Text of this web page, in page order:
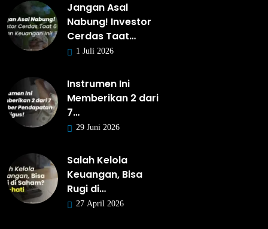
Jangan Asal
Nabung! Investor
Cerdas Taat…
1 Juli 2026
Instrumen Ini
Memberikan 2 dari
7…
29 Juni 2026
Salah Kelola
Keuangan, Bisa
Rugi di…
27 April 2026